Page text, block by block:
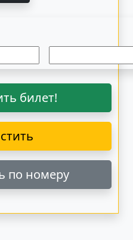
билет!
по номеру